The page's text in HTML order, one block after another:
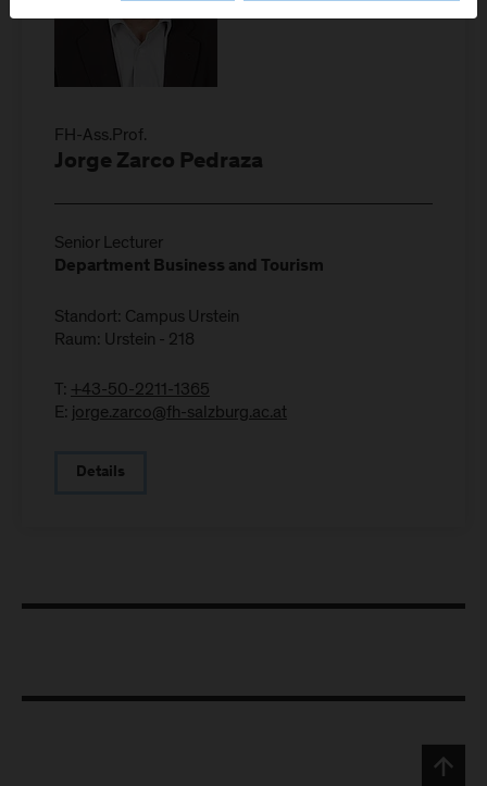
FH-Ass.Prof.
Jorge Zarco Pedraza
Senior Lecturer
Department Business and Tourism
Standort: Campus Urstein
Raum: Urstein - 218
T: +43-50-2211-1365
E: jorge.zarco@fh-salzburg.ac.at
Details